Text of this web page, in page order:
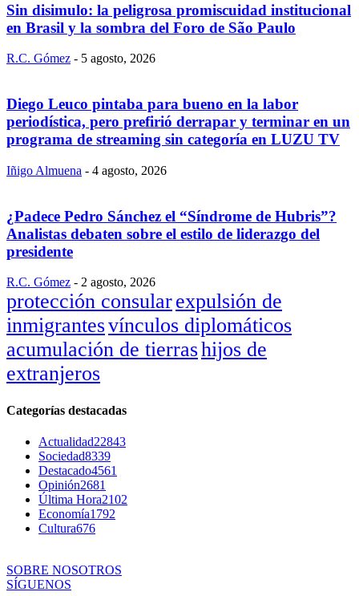
Sin disimulo: la peligrosa promiscuidad institucional
en Brasil y la sombra del Foro de São Paulo
R.C. Gómez - 5 agosto, 2026
Diego Leuco pintaba para bueno en la labor
periodística, pero prefirió derrapar y terminar en un
programa de streaming sin categoría en LUZU TV
Iñigo Almuena - 4 agosto, 2026
¿Padece Pedro Sánchez el “Síndrome de Hubris”?
Analistas debaten sobre el estilo de liderazgo del
presidente
R.C. Gómez - 2 agosto, 2026
protección consularexpulsión de
inmigrantesvínculos diplomáticos
acumulación de tierrashijos de
extranjeros
Categorías destacadas
Actualidad22843
Sociedad8339
Destacado4561
Opinión2681
Última Hora2102
Economía1792
Cultura676
SOBRE NOSOTROS
SÍGUENOS